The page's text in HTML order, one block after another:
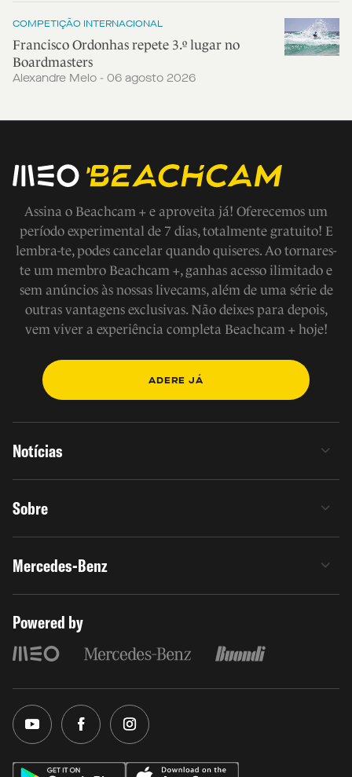
COMPETIÇÃO INTERNACIONAL
Francisco Ordonhas repete 3.º lugar no
Boardmasters
Alexandre Melo - 06 agosto 2026
Assina o Beachcam + e aproveita já! Oferecemos um
período experimental de 7 dias, totalmente gratuito! E
lembra-te, podes cancelar quando quiseres. Ao tornares-
te um membro Beachcam +, ganhas acesso ilimitado e
sem anúncios às nossas livecams, além de uma série de
outras vantagens exclusivas. Não deixes para depois,
vem viver a experiência completa Beachcam + hoje!
ADERE JÁ
Notícias
Sobre
Mercedes-Benz
Powered by